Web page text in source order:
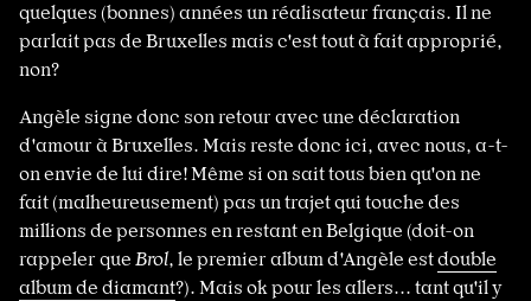
quelques (bonnes) années un réalisateur français. Il ne
parlait pas de Bruxelles mais c'est tout à fait approprié,
non?
Angèle signe donc son retour avec une déclaration
d'amour à Bruxelles. Mais reste donc ici, avec nous, a-t-
on envie de lui dire! Même si on sait tous bien qu'on ne
fait (malheureusement) pas un trajet qui touche des
millions de personnes en restant en Belgique (doit-on
rappeler que Brol, le premier album d'Angèle estdouble
album de diamant?). Mais ok pour les allers... tant qu'il y